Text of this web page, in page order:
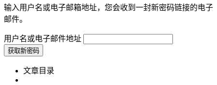
输入用户名或电子邮箱地址，您会收到一封新密码链接的电子
邮件。
用户名或电子邮件地址
文章目录